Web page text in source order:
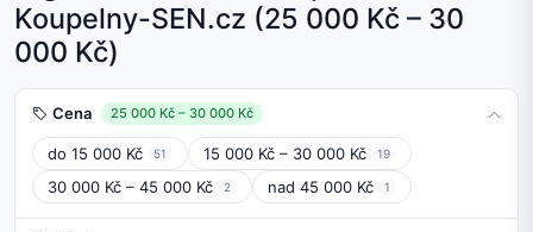
Koupelny-SEN.cz (25 000 Kč – 30
000 Kč)
Cena 25 000 Kč – 30 000 Kč
do 15 000 Kč 51 15 000 Kč – 30 000 Kč 19
30 000 Kč – 45 000 Kč 2 nad 45 000 Kč 1